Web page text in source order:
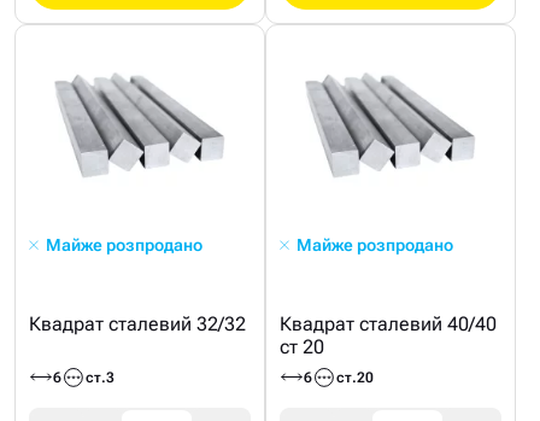
Майже розпродано
Квадрат сталевий 32/32
6 ст.3
Майже розпродано
Квадрат сталевий 40/40
ст 20
6 ст.20